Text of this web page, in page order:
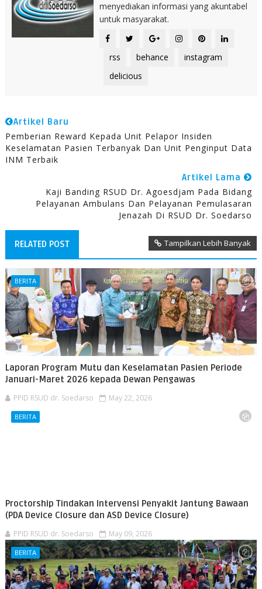
menyediakan informasi yang akuntabel
untuk masyarakat.
rss behance
instagram
delicious
Artikel Baru
Pemberian Reward Kepada Unit Pelapor Insiden
Keselamatan Pasien Terbanyak Dan Unit Penginput Data
INM Terbaik
Artikel Lama
Kaji Banding RSUD Dr. Agoesdjam Pada Bidang
Pelayanan Ambulans Dan Pelayanan Pemulasaran
Jenazah Di RSUD Dr. Soedarso
RELATED POST Tampilkan Lebih Banyak
BERITA
Laporan Program Mutu dan Keselamatan Pasien Periode
Januari-Maret 2026 kepada Dewan Pengawas
PPID RSUD dr. Soedarso May 22, 2026
BERITA
Proctorship Tindakan Intervensi Penyakit Jantung Bawaan
(PDA Device Closure dan ASD Device Closure)
PPID RSUD dr. Soedarso May 09, 2026
BERITA